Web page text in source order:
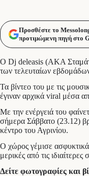
Προσθέστε το
προτιμώμενη πηγή στο
O Dj deleasis (ΑΚΑ
των τελευταίων
Τα βίντεο του με τις
έγιναν αρχικά viral μέσα
Με την ενέργειά του
σήμερα Σάββατο (23.12)
κέντρο του Αγρινίου.
Ο χώρος γέμισε ασφυκτικά
μερικές από τις ιδιαίτερες
Δείτε φωτογραφίες και